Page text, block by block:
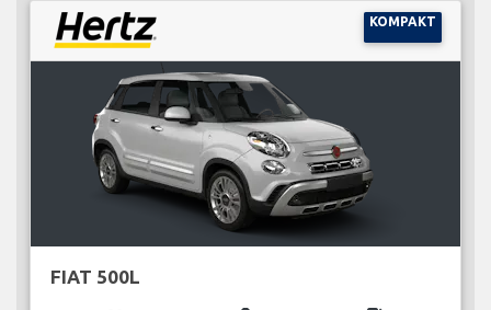
KOMPAKT
FIAT 500L